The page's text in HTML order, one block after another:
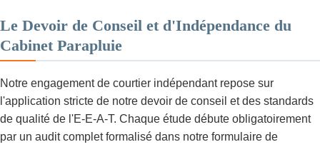
Le Devoir de Conseil et d'Indépendance du
Cabinet Parapluie
Notre engagement de courtier indépendant repose sur
l'application stricte de notre devoir de conseil et des standards
de qualité de l'E-E-A-T. Chaque étude débute obligatoirement
par un audit complet formalisé dans notre formulaire de